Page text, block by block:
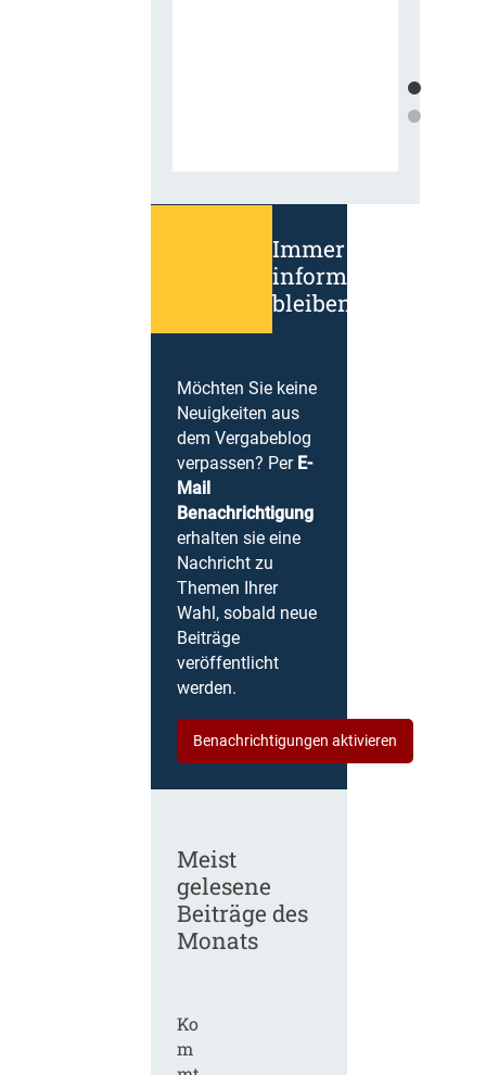
Immer
informiert
bleiben!
Möchten Sie keine
Neuigkeiten aus
dem Vergabeblog
verpassen? Per E-
Mail
Benachrichtigung
erhalten sie eine
Nachricht zu
Themen Ihrer
Wahl, sobald neue
Beiträge
veröffentlicht
werden.
Benachrichtigungen aktivieren
Meist
gelesene
Beiträge des
Monats
Ko
m